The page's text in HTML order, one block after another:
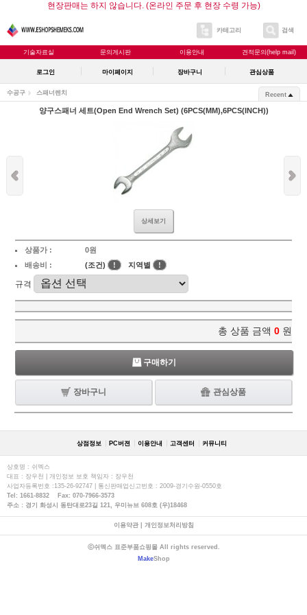
현장판매는 하지 않습니다. (온라인 주문 후 현장 수령 가능)
카테고리 검색
기술자료실 문의게시판 이용안내 견적문의(help mail)
로그인 마이페이지 장바구니 관심상품
수공구 스패너렌치 Recent
양구스패너 세트(Open End Wrench Set) (6PCS(MM),6PCS(INCH))
상세보기
상품가 :
0원
배송비 :
(조건) ! 지역별 !
규격
총 상품 금액 0 원
구매하기
장바구니 관심상품
상점정보 PC버젼 이용안내 고객센터 커뮤니티
상호명 : 쉬멕스
대표 : 장우천 | 개인정보 보호 책임자 : 장우천
사업자등록번호 :135-26-92747 | 통신판매업신고번호 : 2009-경기수원-0550호
Tel: 1661-8832 Fax: 070-7966-3573
주소 : 경기 화성시 동탄대로23길 121, 우미뉴브 608호 (우)18468
이용약관| 개인정보처리방침
ⓒ쉬멕스 표준부품쇼핑몰 All rights reserved.
MakeShop